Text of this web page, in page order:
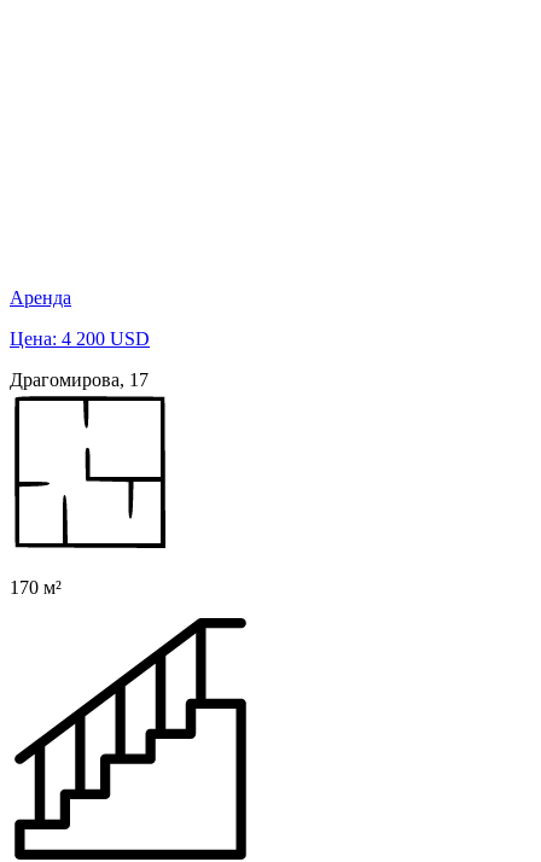
Аренда
Цена: 4 200 USD
Драгомирова, 17
170 м²